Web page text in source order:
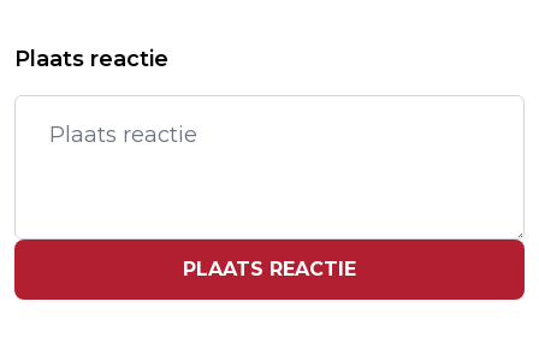
HOUDEN, STIKSTOFDOEL BLIJFT 2035
PAGE SIX: MILEY CYRUS VERLOOFD
MET ZANGER MAXX MORANDO
Plaats reactie
PLAATS REACTIE